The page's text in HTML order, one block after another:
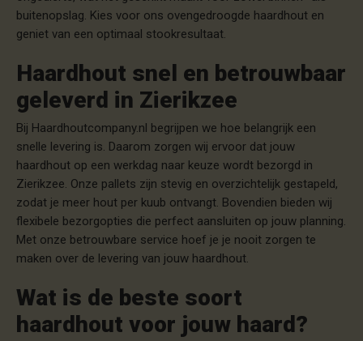
buitenopslag. Kies voor ons ovengedroogde haardhout en
geniet van een optimaal stookresultaat.
Haardhout snel en betrouwbaar
geleverd in Zierikzee
Bij Haardhoutcompany.nl begrijpen we hoe belangrijk een
snelle levering is. Daarom zorgen wij ervoor dat jouw
haardhout op een werkdag naar keuze wordt bezorgd in
Zierikzee. Onze pallets zijn stevig en overzichtelijk gestapeld,
zodat je meer hout per kuub ontvangt. Bovendien bieden wij
flexibele bezorgopties die perfect aansluiten op jouw planning.
Met onze betrouwbare service hoef je je nooit zorgen te
maken over de levering van jouw haardhout.
Wat is de beste soort
haardhout voor jouw haard?